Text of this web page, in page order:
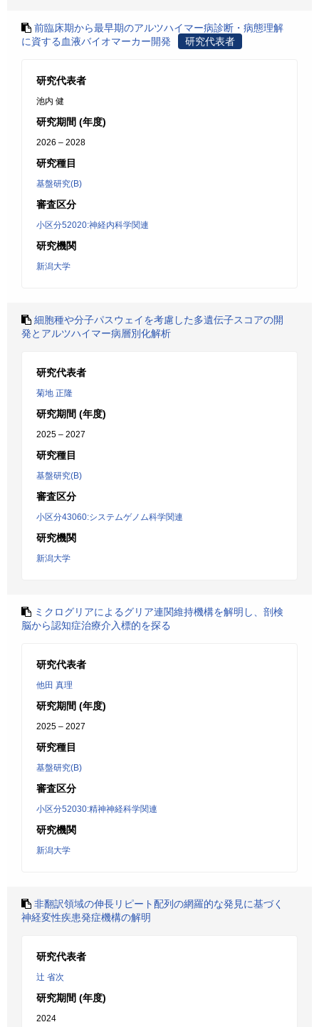
前臨床期から最早期のアルツハイマー病診断・病態理解
に資する血液バイオマーカー開発
研究代表者
研究代表者
池内 健
研究期間 (年度)
2026 – 2028
研究種目
基盤研究(B)
審査区分
小区分52020:神経内科学関連
研究機関
新潟大学
細胞種や分子パスウェイを考慮した多遺伝子スコアの開
発とアルツハイマー病層別化解析
研究代表者
菊地 正隆
研究期間 (年度)
2025 – 2027
研究種目
基盤研究(B)
審査区分
小区分43060:システムゲノム科学関連
研究機関
新潟大学
ミクログリアによるグリア連関維持機構を解明し、剖検
脳から認知症治療介入標的を探る
研究代表者
他田 真理
研究期間 (年度)
2025 – 2027
研究種目
基盤研究(B)
審査区分
小区分52030:精神神経科学関連
研究機関
新潟大学
非翻訳領域の伸長リピート配列の網羅的な発見に基づく
神経変性疾患発症機構の解明
研究代表者
辻 省次
研究期間 (年度)
2024